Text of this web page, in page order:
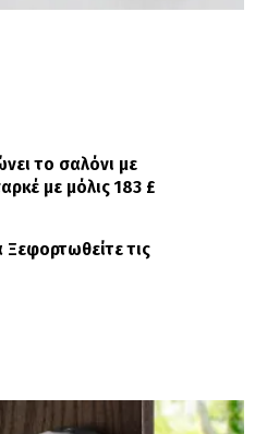
το σαλόνι με
με μόλις 183 £
Ξεφορτωθείτε τις